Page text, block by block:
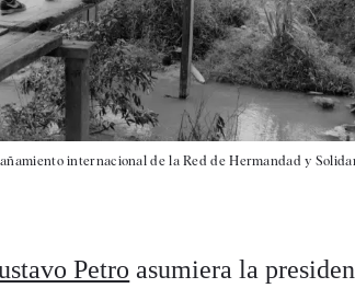
internacional de la Red de Hermandad y
Petro asumiera la